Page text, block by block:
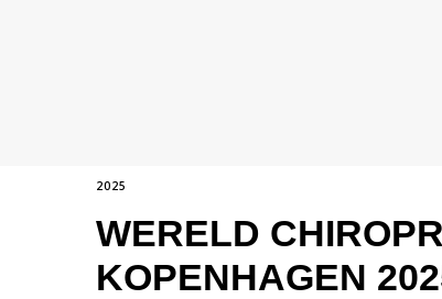
TAGS
2025
WERELD
KOPENHAGEN